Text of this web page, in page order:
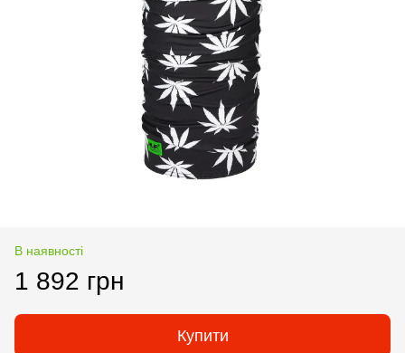
В наявності
1 892 грн
Купити